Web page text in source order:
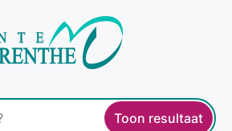
Toon resultaat